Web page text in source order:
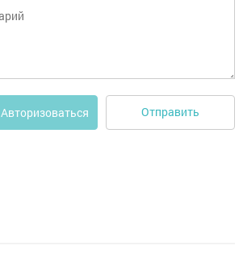
Авторизоваться Отправить